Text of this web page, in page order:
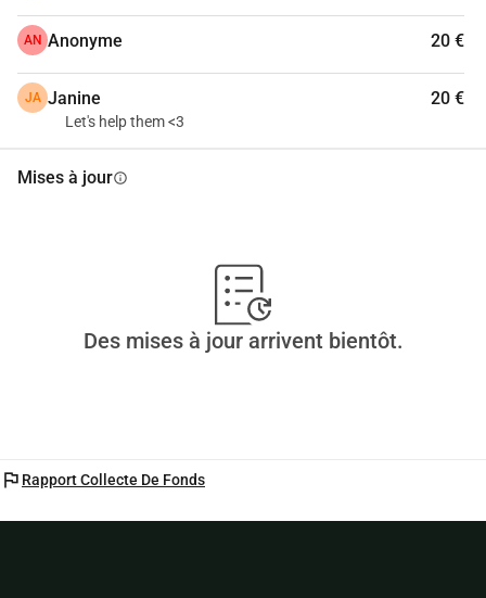
AN Anonyme 20 €
JA Janine 20 €
Let's help them <3
Mises à jourinfo
Des mises à jour arrivent bientôt.
flag Rapport Collecte De Fonds